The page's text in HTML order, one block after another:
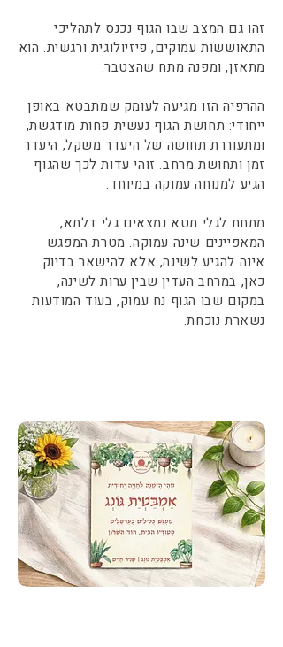
זהו גם המצב שבו הגוף נכנס לתהליכי
התאוששות עמוקים, פיזיולוגית ורגשית. הוא
מתאזן, ומפנה מתח שהצטבר.
ההרפיה הזו מגיעה לעומק שמתבטא באופן
ייחודי: תחושת הגוף נעשית פחות מודגשת,
ומתעוררת תחושה של היעדר משקל, היעדר
זמן ותחושת מרחב. זוהי עדות לכך שהגוף
הגיע למנוחה עמוקה במיוחד.
מתחת לגלי תטא נמצאים גלי דלתא,
המאפיינים שינה עמוקה. מטרת המפגש
אינה להגיע לשינה, אלא להישאר בדיוק
כאן, במרחב העדין שבין ערות לשינה,
במקום שבו הגוף נח עמוק, בעוד המודעות
נשארת נוכחת.